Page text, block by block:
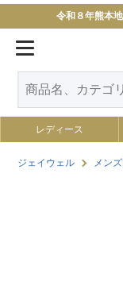
令和８年熊本
レディース
ジェイウェル メン